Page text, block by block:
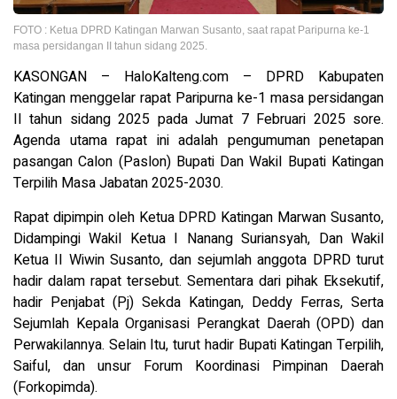
FOTO : Ketua DPRD Katingan Marwan Susanto, saat rapat Paripurna ke-1
masa persidangan II tahun sidang 2025.
KASONGAN – HaloKalteng.com – DPRD Kabupaten
Katingan menggelar rapat Paripurna ke-1 masa persidangan
II tahun sidang 2025 pada Jumat 7 Februari 2025 sore.
Agenda utama rapat ini adalah pengumuman penetapan
pasangan Calon (Paslon) Bupati Dan Wakil Bupati Katingan
Terpilih Masa Jabatan 2025-2030.
Rapat dipimpin oleh Ketua DPRD Katingan Marwan Susanto,
Didampingi Wakil Ketua I Nanang Suriansyah, Dan Wakil
Ketua II Wiwin Susanto, dan sejumlah anggota DPRD turut
hadir dalam rapat tersebut. Sementara dari pihak Eksekutif,
hadir Penjabat (Pj) Sekda Katingan, Deddy Ferras, Serta
Sejumlah Kepala Organisasi Perangkat Daerah (OPD) dan
Perwakilannya. Selain Itu, turut hadir Bupati Katingan Terpilih,
Saiful, dan unsur Forum Koordinasi Pimpinan Daerah
(Forkopimda).